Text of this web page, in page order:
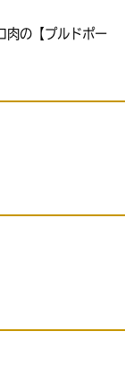
肉の【プルドポー